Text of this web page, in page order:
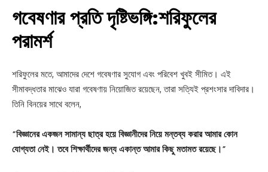
গবেষণার প্রতি দৃষ্টিভঙ্গি:শরিফুলের
পরামর্শ
শরিফুলের মতে, আমাদের দেশে গবেষণার সুযোগ এবং পরিবেশ খুবই সীমিত। এই
সীমাবদ্ধতার মাঝেও যারা গবেষণায় নিয়োজিত রয়েছেন, তারা সত্যিই প্রশংসার দাবিদার।
তিনি বিনয়ের সাথে বলেন,
“বিজ্ঞানের একজন সামান্য ছাত্র হয়ে বিজ্ঞানীদের নিয়ে মন্তব্য করার আমার কোন
যোগ্যতা নেই। তবে শিক্ষার্থীদের জন্য একান্ত আমার কিছু মতামত রয়েছে।”